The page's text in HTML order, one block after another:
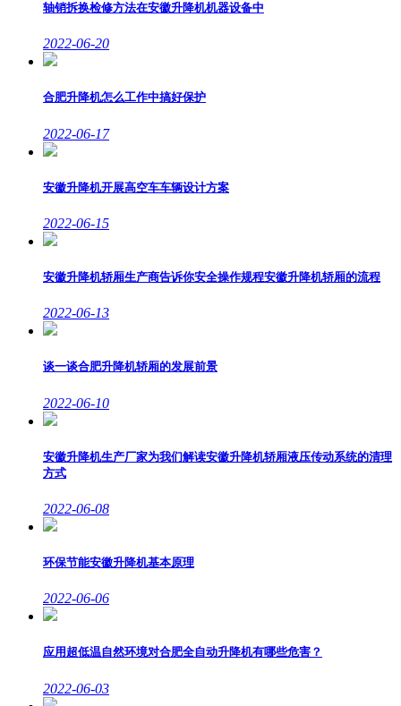
轴销拆换检修方法在安徽升降机机器设备中
2022-06-20
合肥升降机怎么工作中搞好保护
2022-06-17
安徽升降机开展高空车车辆设计方案
2022-06-15
安徽升降机轿厢生产商告诉你安全操作规程安徽升降机轿厢的流程
2022-06-13
谈一谈合肥升降机轿厢的发展前景
2022-06-10
安徽升降机生产厂家为我们解读安徽升降机轿厢液压传动系统的清理
方式
2022-06-08
环保节能安徽升降机基本原理
2022-06-06
应用超低温自然环境对合肥全自动升降机有哪些危害？
2022-06-03